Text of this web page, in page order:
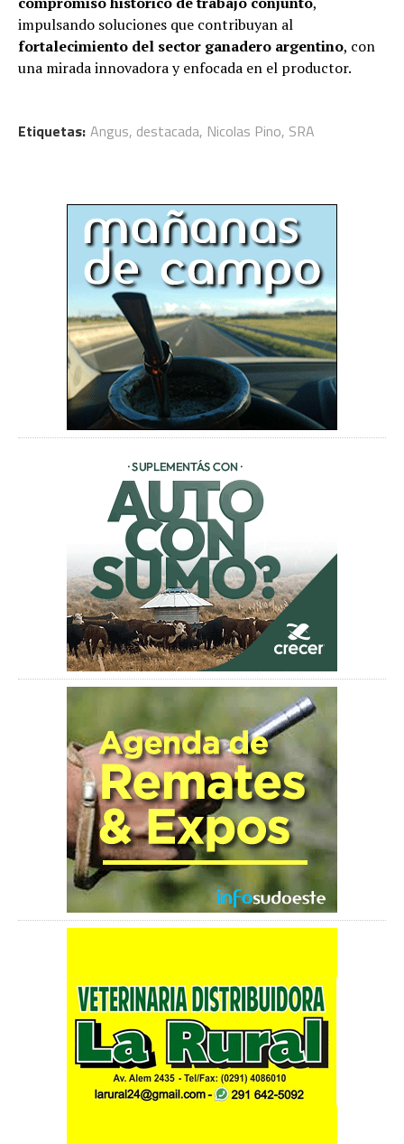
impulsando soluciones que contribuyan al
fortalecimiento del sector ganadero argentino, con
una mirada innovadora y enfocada en el productor.
Etiquetas: Angus, destacada, Nicolas Pino, SRA